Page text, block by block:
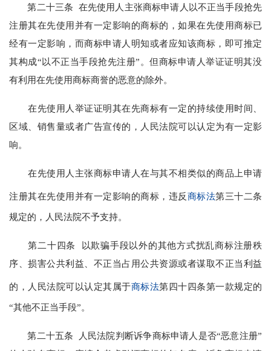
第二十三条 在先使用人主张商标申请人以不正当手段抢先
注册其在先使用并有一定影响的商标的，如果在先使用商标已
经有一定影响，而商标申请人明知或者应知该商标，即可推定
其构成“以不正当手段抢先注册”。但商标申请人举证证明其没
有利用在先使用商标商誉的恶意的除外。
在先使用人举证证明其在先商标有一定的持续使用时间、
区域、销售量或者广告宣传的，人民法院可以认定为有一定影
响。
在先使用人主张商标申请人在与其不相类似的商品上申请
注册其在先使用并有一定影响的商标，违反 商标法第三十二条
规定的，人民法院不予支持。
第二十四条 以欺骗手段以外的其他方式扰乱商标注册秩
序、损害公共利益、不正当占用公共资源或者谋取不正当利益
的，人民法院可以认定其属于商标法第四十四条第一款规定的
“其他不正当手段”。
第二十五条 人民法院判断诉争商标申请人是否“恶意注册”